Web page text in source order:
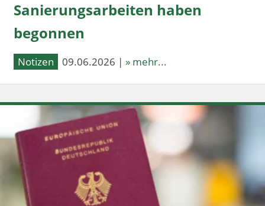
Sanierungsarbeiten haben
begonnen
Notizen 09.06.2026 | » mehr...